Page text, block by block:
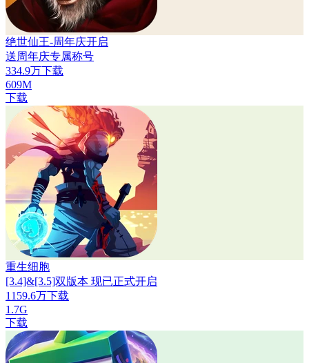
绝世仙王-周年庆开启
送周年庆专属称号
334.9万下载
609M
下载
重生细胞
[3.4]&[3.5]双版本 现已正式开启
1159.6万下载
1.7G
下载